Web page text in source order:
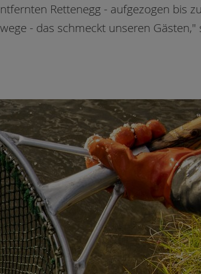
Rettenegg - aufgezogen bis
- das schmeckt unseren Gästen,"